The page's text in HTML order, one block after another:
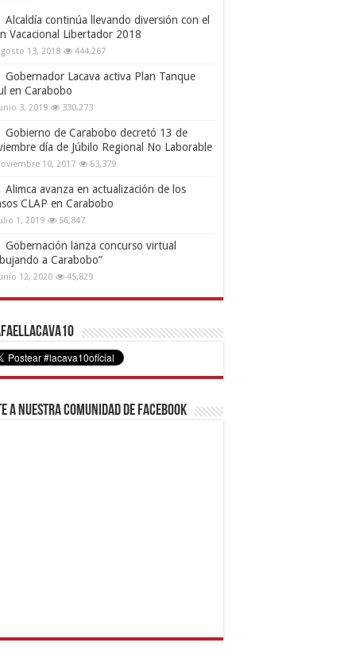
Alcaldía continúa llevando diversión con el
Vacacional Libertador 2018
13, 2018 444,267
Gobernador Lacava activa Plan Tanque
en Carabobo
3, 2019 330,273
Gobierno de Carabobo decretó 13 de
día de Júbilo Regional No Laborable
10, 2017 63,379
Alimca avanza en actualización de los
CLAP en Carabobo
1, 2019 56,847
Gobernación lanza concurso virtual
a Carabobo”
12, 2020 45,829
a nuestra comunidad de Facebook